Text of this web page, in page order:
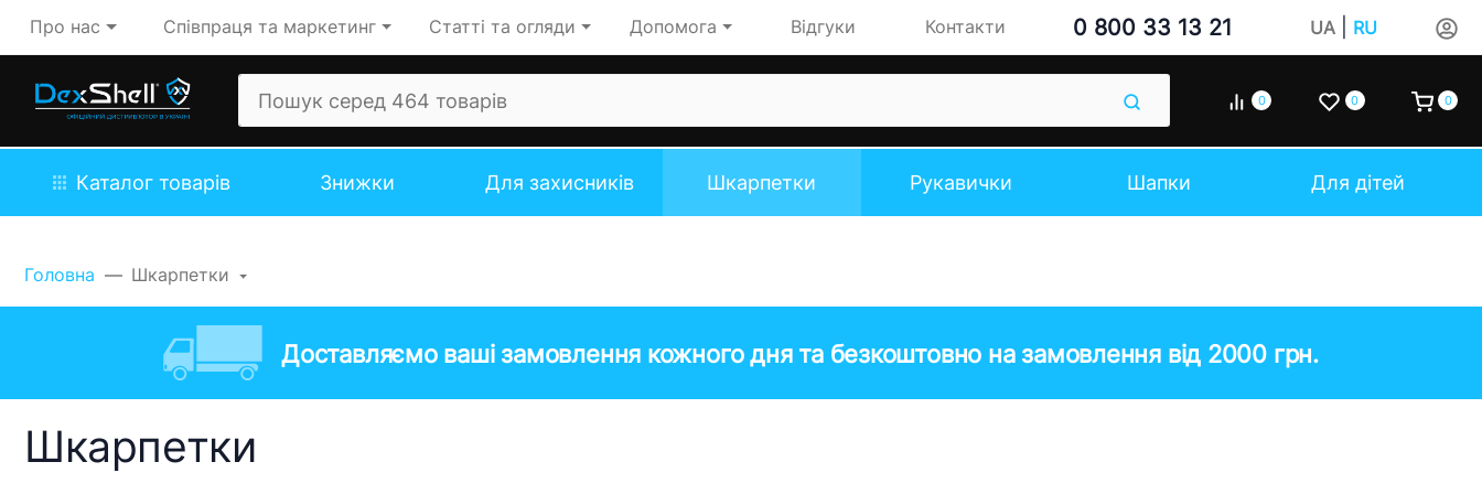
Про нас Співпраця та маркетинг Статті та огляди Допомога Відгуки Контакти 0 800 33 13 21 UA| RU
0 0 0
Каталог товарів Знижки Для захисників Шкарпетки Рукавички Шапки Для дітей
Головна Шкарпетки
Доставляємо ваші замовлення кожного дня та безкоштовно на замовлення від 2000 грн.
Шкарпетки